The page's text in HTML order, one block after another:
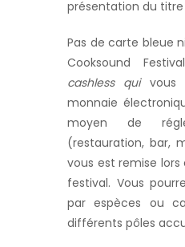
présentation du
Pas de carte bleue
Cooksound
cashless qui vous
monnaie
moyen de
(restauration, bar,
vous est remise
festival. Vous
par espèces ou
différents pôles